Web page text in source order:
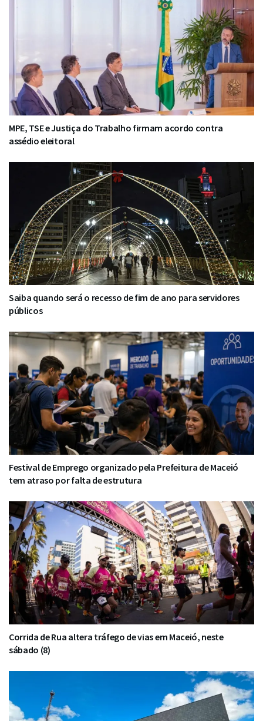
MPE, TSE e Justiça do Trabalho firmam acordo contra
assédio eleitoral
Saiba quando será o recesso de fim de ano para servidores
públicos
Festival de Emprego organizado pela Prefeitura de Maceió
tem atraso por falta de estrutura
Corrida de Rua altera tráfego de vias em Maceió, neste
sábado (8)